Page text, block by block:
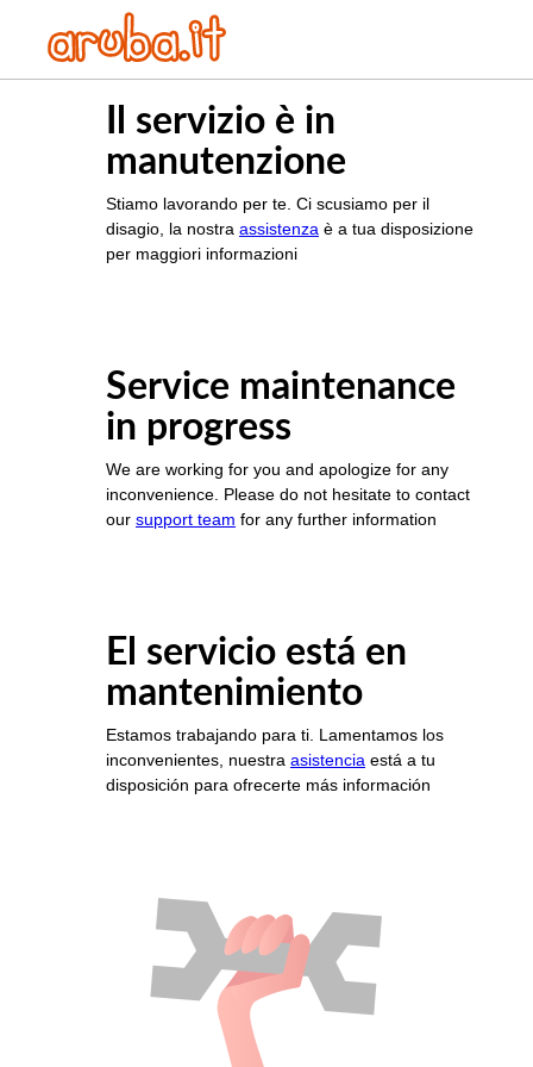
Il servizio è in
manutenzione
Stiamo lavorando per te. Ci scusiamo per il
disagio, la nostra assistenza è a tua disposizione
per maggiori informazioni
Service maintenance
in progress
We are working for you and apologize for any
inconvenience. Please do not hesitate to contact
our support team for any further information
El servicio está en
mantenimiento
Estamos trabajando para ti. Lamentamos los
inconvenientes, nuestra asistencia está a tu
disposición para ofrecerte más información